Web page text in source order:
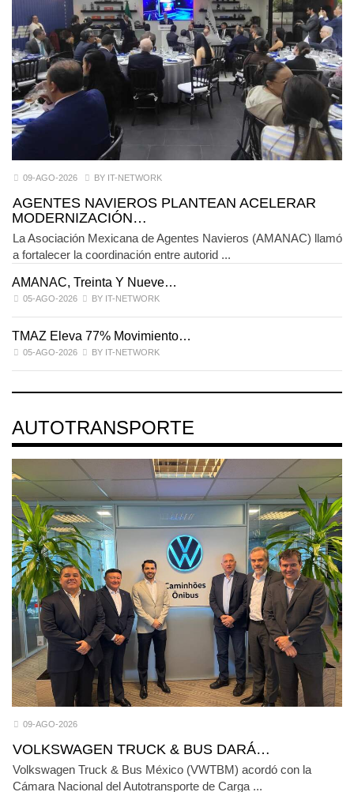
09-AGO-2026 BY IT-NETWORK
AGENTES NAVIEROS PLANTEAN ACELERAR
MODERNIZACIÓN…
La Asociación Mexicana de Agentes Navieros (AMANAC) llamó
a fortalecer la coordinación entre autorid ...
AMANAC, Treinta Y Nueve…
05-AGO-2026 BY IT-NETWORK
TMAZ Eleva 77% Movimiento…
05-AGO-2026 BY IT-NETWORK
AUTOTRANSPORTE
09-AGO-2026
VOLKSWAGEN TRUCK & BUS DARÁ…
Volkswagen Truck & Bus México (VWTBM) acordó con la
Cámara Nacional del Autotransporte de Carga ...